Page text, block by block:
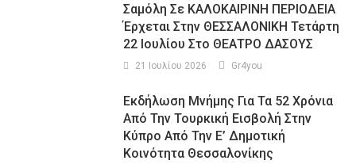
Σαμόλη Σε ΚΑΛΟΚΑΙΡΙΝΗ ΠΕΡΙΟΔΕΙΑ
Έρχεται Στην ΘΕΣΣΑΛΟΝΙΚΗ Τετάρτη
22 Ιουλίου Στο ΘΕΑΤΡΟ ΔΑΣΟΥΣ
21 Ιουλίου 2026 Gr4you
Εκδήλωση Μνήμης Για Τα 52 Χρόνια
Από Την Τουρκική Εισβολή Στην
Κύπρο Από Την Ε’ Δημοτική
Κοινότητα Θεσσαλονίκης